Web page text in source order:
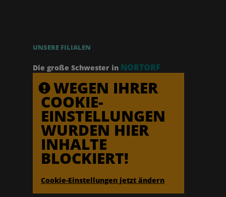
UNSERE FILIALEN
Die große Schwester in NORTORF
WEGEN IHRER
COOKIE-
EINSTELLUNGEN
WURDEN HIER
INHALTE
BLOCKIERT!
Cookie-Einstellungen jetzt ändern